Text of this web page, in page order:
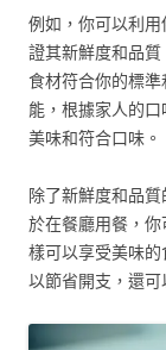
例如，你可以利
證其新鮮度和品
食材符合你的標
能，根據家人的
美味和符合口味。
除了新鮮度和品
於在餐廳用餐，
樣可以享受美味
以節省開支，還